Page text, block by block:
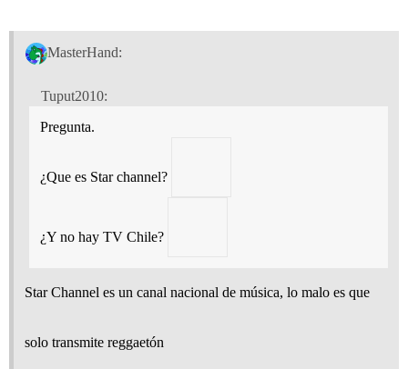
MasterHand:
Tuput2010:
Pregunta.
¿Que es Star channel?
¿Y no hay TV Chile?
Star Channel es un canal nacional de música, lo malo es que
solo transmite reggaetón